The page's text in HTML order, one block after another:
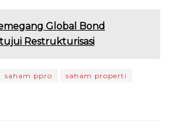
e
g
m
re
a
s
ai
l
n
t
ai
Global Bond
Restrukturisasi
saham ppro
saham properti